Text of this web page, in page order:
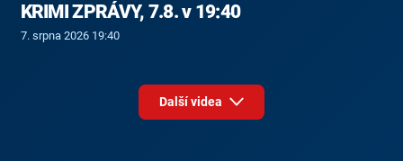
KRIMI ZPRÁVY, 7.8. v 19:40
7. srpna 2026 19:40
Další videa